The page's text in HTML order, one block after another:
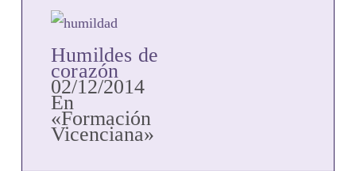
Humildes de
corazón
02/12/2014
En
«Formación
Vicenciana»